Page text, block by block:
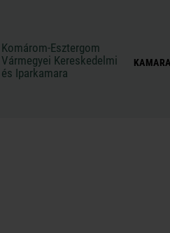
Komárom-Esztergom
Vármegyei Kereskedelmi
és Iparkamara
Komárom-Esztergom
Vármegyei Kereskedelmi
és Iparkamara